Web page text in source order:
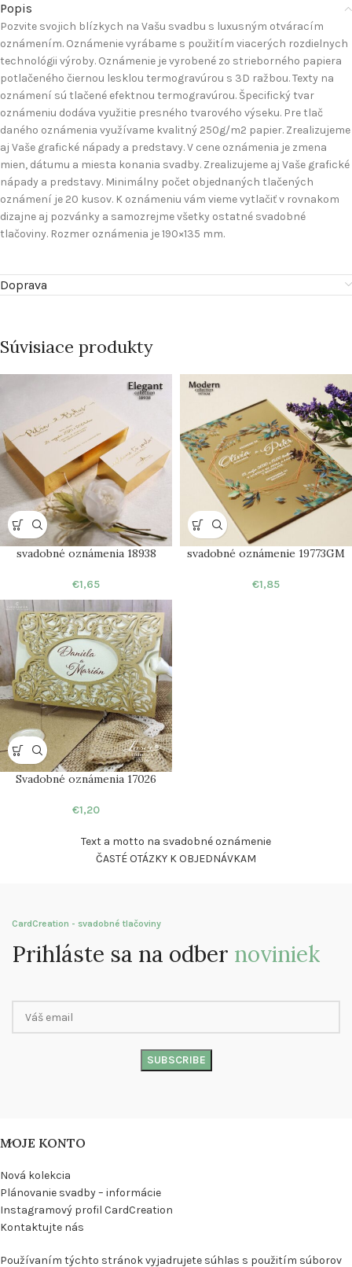
Popis
Pozvite svojich blízkych na Vašu svadbu s luxusným otváracím
oznámením. Oznámenie vyrábame s použitím viacerých rozdielnych
technológii výroby. Oznámenie je vyrobené zo strieborného papiera
potlačeného čiernou lesklou termogravúrou s 3D ražbou. Texty na
oznámení sú tlačené efektnou termogravúrou. Špecifický tvar
oznámeniu dodáva využitie presného tvarového výseku. Pre tlač
daného oznámenia využívame kvalitný 250g/m2 papier. Zrealizujeme
aj Vaše grafické nápady a predstavy. V cene oznámenia je zmena
mien, dátumu a miesta konania svadby. Zrealizujeme aj Vaše grafické
nápady a predstavy. Minimálny počet objednaných tlačených
oznámení je 20 kusov. K oznámeniu vám vieme vytlačiť v rovnakom
dizajne aj pozvánky a samozrejme všetky ostatné svadobné
tlačoviny. Rozmer oznámenia je 190×135 mm.
Doprava
Súvisiace produkty
svadobné oznámenia 18938
€1,65
svadobné oznámenie 19773GM
€1,85
Svadobné oznámenia 17026
€1,20
Text a motto na svadobné oznámenie
ČASTÉ OTÁZKY K OBJEDNÁVKAM
CardCreation - svadobné tlačoviny
Prihláste sa na odber noviniek
MOJE KONTO
Nová kolekcia
Plánovanie svadby – informácie
Instagramový profil CardCreation
Kontaktujte nás
Používaním týchto stránok vyjadrujete súhlas s použitím súborov